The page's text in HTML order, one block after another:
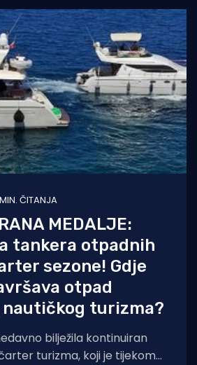
ČITANJA
MEDALJE:
tankera otpadnih
sezone! Gdje
otpad
turizma?
bilježila kontinuiran
turizma, koji je tijekom